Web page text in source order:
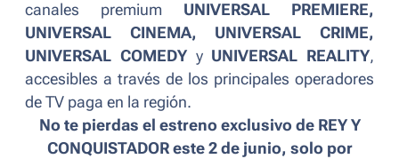
canales premium UNIVERSAL PREMIERE,
UNIVERSAL CINEMA, UNIVERSAL CRIME,
UNIVERSAL COMEDYy UNIVERSAL REALITY,
accesibles a través de los principales operadores
de TV paga en la región.
No te pierdas el estreno exclusivo de REY Y
CONQUISTADOR este 2 de junio, solo por